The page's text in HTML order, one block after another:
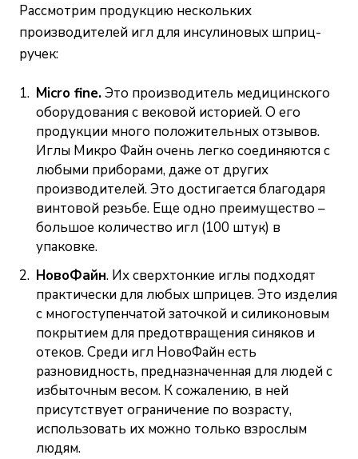
Рассмотрим продукцию нескольких
производителей игл для инсулиновых шприц-
ручек:
Micro fine.Это производитель медицинского
оборудования с вековой историей. О его
продукции много положительных отзывов.
Иглы Микро Файн очень легко соединяются с
любыми приборами, даже от других
производителей. Это достигается благодаря
винтовой резьбе. Еще одно преимущество –
большое количество игл (100 штук) в
упаковке.
НовоФайн. Их сверхтонкие иглы подходят
практически для любых шприцев. Это изделия
с многоступенчатой заточкой и силиконовым
покрытием для предотвращения синяков и
отеков. Среди игл НовоФайн есть
разновидность, предназначенная для людей с
избыточным весом. К сожалению, в ней
присутствует ограничение по возрасту,
использовать их можно только взрослым
людям.